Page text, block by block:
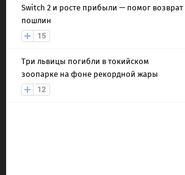
Switch 2 и росте прибыли — помог возврат
пошлин
15
Три львицы погибли в токийском
зоопарке на фоне рекордной жары
12